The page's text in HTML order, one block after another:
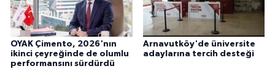
OYAK Çimento, 2026'nın
ikinci çeyreğinde de olumlu
performansını sürdürdü
Arnavutköy'de üniversite
adaylarına tercih desteği